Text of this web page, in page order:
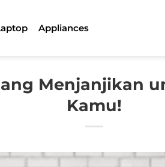
Appliances
Menjanjikan
Kamu!